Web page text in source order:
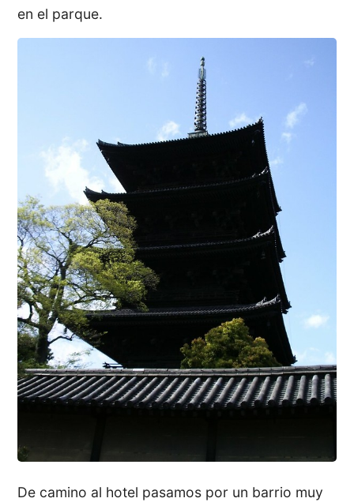
en el parque.
De camino al hotel pasamos por un barrio muy